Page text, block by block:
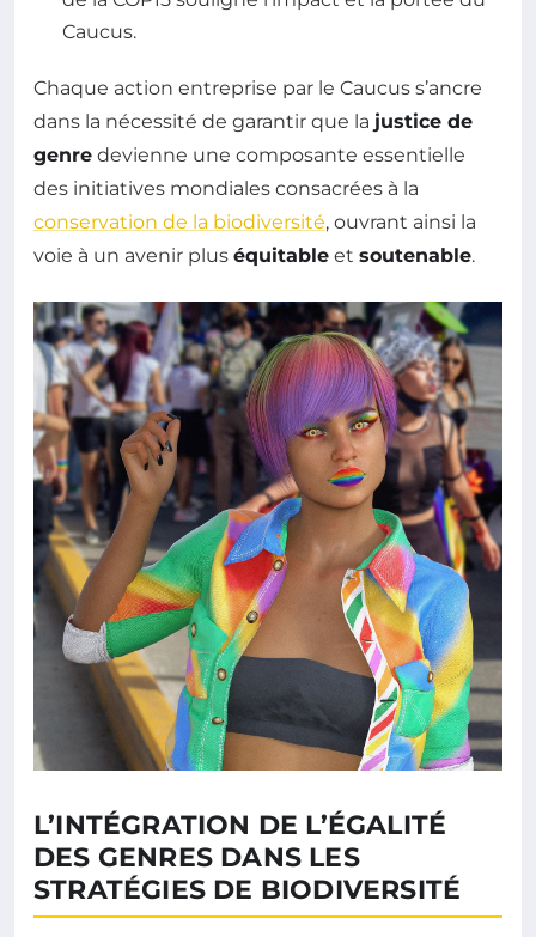
Caucus.
Chaque action entreprise par le Caucus s’ancre
dans la nécessité de garantir que la justice de
genre devienne une composante essentielle
des initiatives mondiales consacrées à la
conservation de la biodiversité, ouvrant ainsi la
voie à un avenir plus équitable et soutenable.
L’INTÉGRATION DE L’ÉGALITÉ
DES GENRES DANS LES
STRATÉGIES DE BIODIVERSITÉ